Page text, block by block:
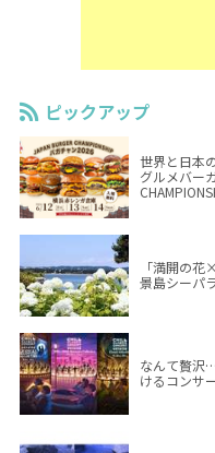
ピックアップ
世界と日本
グルメバー
「満開の
景島シーパ
なんて贅沢
けるコンサ